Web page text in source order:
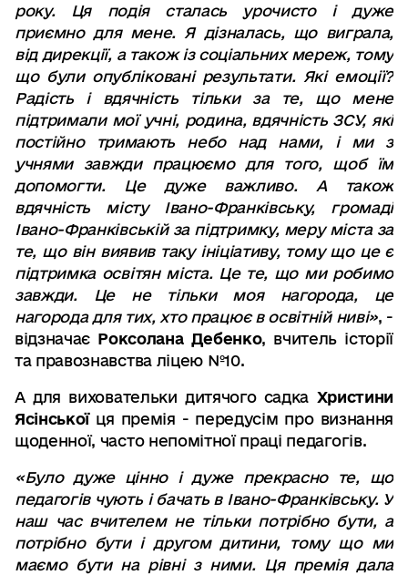
року. Ця подія сталась урочисто і дуже
приємно для мене. Я дізналась, що виграла,
від дирекції, а також із соціальних мереж, тому
що були опубліковані результати. Які емоції?
Радість і вдячність тільки за те, що мене
підтримали мої учні, родина, вдячність ЗСУ, які
постійно тримають небо над нами, і ми з
учнями завжди працюємо для того, щоб їм
допомогти. Це дуже важливо. А також
вдячність місту Івано-Франківську, громаді
Івано-Франківській за підтримку, меру міста за
те, що він виявив таку ініціативу, тому що це є
підтримка освітян міста. Це те, що ми робимо
завжди. Це не тільки моя нагорода, це
нагорода для тих, хто працює в освітній ниві», -
відзначає Роксолана Дебенко, вчитель історії
та правознавства ліцею №10.
А для виховательки дитячого садка Христини
Ясінськоїця премія - передусім про визнання
щоденної, часто непомітної праці педагогів.
«Було дуже цінно і дуже прекрасно те, що
педагогів чують і бачать в Івано-Франківську. У
наш час вчителем не тільки потрібно бути, а
потрібно бути і другом дитини, тому що ми
маємо бути на рівні з ними. Ця премія дала